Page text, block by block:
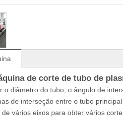
de corte de tubo de
o diâmetro do tubo, o ângulo de
de interseção entre o tubo
vários eixos para obter vários